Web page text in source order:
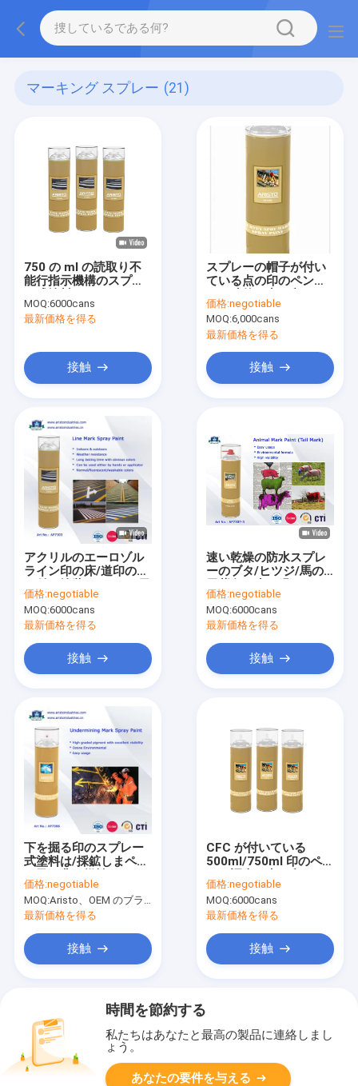
マーキング スプレー (21)
750 の ml の読取り不
能行指示機構のスプレ
MOQ:6000cans
最新価格を得る
接触
スプレーの帽子が付い
ている点の印のペンキ
って逆にされる弁を調
査して下さい
価格:negotiable
MOQ:6,000cans
最新価格を得る
接触
アクリルのエーロゾル
ライン印の床/道印の吹
候の抵抗
価格:negotiable
MOQ:6000cans
最新価格を得る
接触
速い乾燥の防水スプレ
ーのブタ/ヒツジ/馬の
の動物の印のペンキ
価格:negotiable
MOQ:6000cans
最新価格を得る
接触
下を掘る印のスプレー
式塗料は/採鉱しまペン
アウトのマーカーに印
を付けます
価格:negotiable
MOQ:Aristo、OEM のブランドのための 15000cans のための 6000cans
最新価格を得る
接触
CFC が付いている
500ml/750ml 印のペン
プレー式塗料は放しま
す
価格:negotiable
MOQ:6000cans
最新価格を得る
接触
時間を節約する
私たちはあなたと最高の製品に連絡しまし
ょう。
あなたの要件を与える